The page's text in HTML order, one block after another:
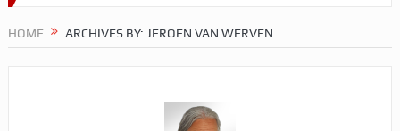
HOME ARCHIVES BY: JEROEN VAN WERVEN